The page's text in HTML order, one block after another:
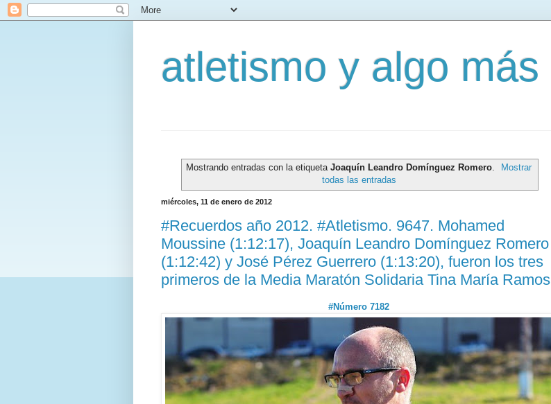
atletismo y algo más
Mostrando entradas con la etiqueta Joaquín Leandro Domínguez Romero.
Mostrar
todas las entradas
miércoles, 11 de enero de 2012
#Recuerdos año 2012. #Atletismo. 9647. Mohamed
Moussine (1:12:17), Joaquín Leandro Domínguez Romero
(1:12:42) y José Pérez Guerrero (1:13:20), fueron los tres
primeros de la Media Maratón Solidaria Tina María Ramos
#Número 7182